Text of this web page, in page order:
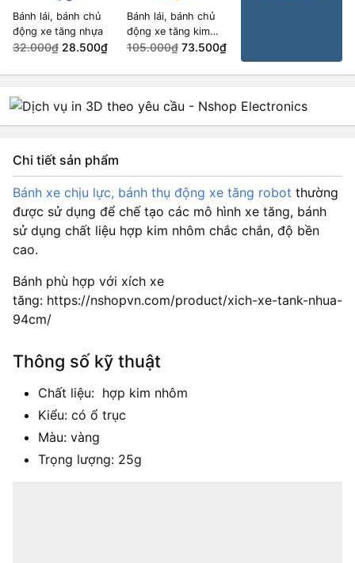
Bánh lái, bánh chủ
động xe tăng nhựa
32.000₫ 28.500₫
Bánh lái, bánh chủ
động xe tăng kim
loại Trục 6mm
105.000₫ 73.500₫
Chi tiết sản phẩm
Bánh xe chịu lực, bánh thụ động xe tăng robot thường
được sử dụng để chế tạo các mô hình xe tăng, bánh
sử dụng chất liệu hợp kim nhôm chắc chắn, độ bền
cao.
Bánh phù hợp với xích xe
tăng: https://nshopvn.com/product/xich-xe-tank-nhua-
94cm/
Thông số kỹ thuật
Chất liệu: hợp kim nhôm
Kiểu: có ổ trục
Màu: vàng
Trọng lượng: 25g